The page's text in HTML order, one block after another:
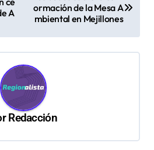
A
ormación de la Mesa A
mbiental en Mejillones
Redacción